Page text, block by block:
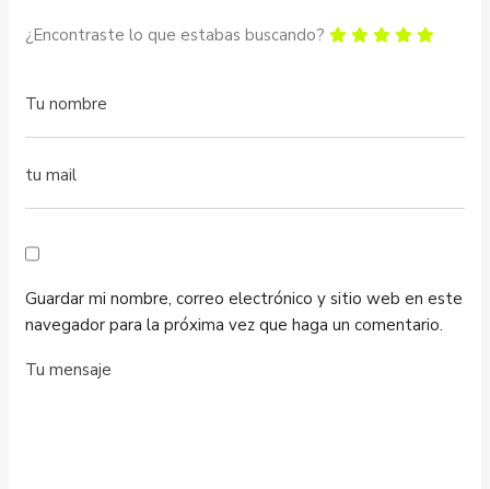
¿Encontraste lo que estabas buscando?
Guardar mi nombre, correo electrónico y sitio web en este
navegador para la próxima vez que haga un comentario.